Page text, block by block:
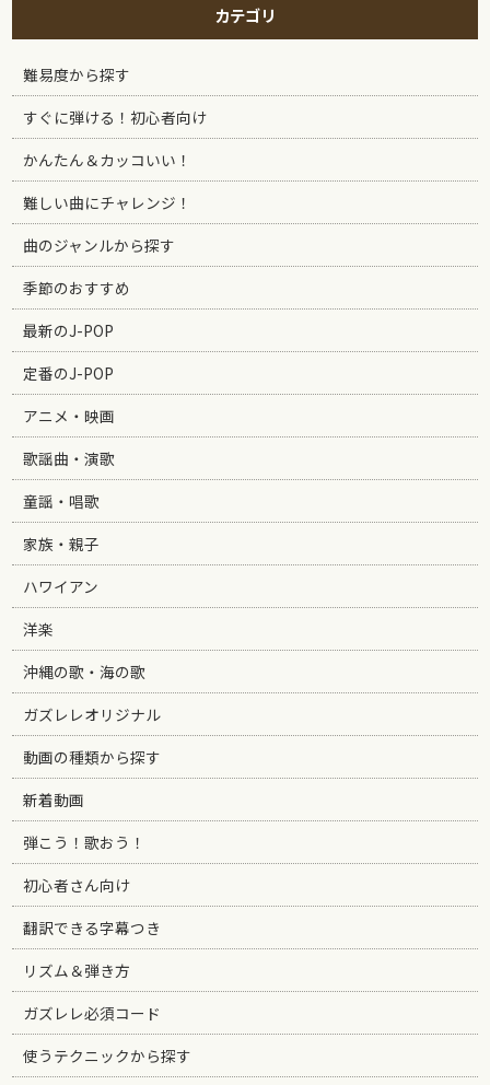
カテゴリ
難易度から探す
すぐに弾ける！初心者向け
かんたん＆カッコいい！
難しい曲にチャレンジ！
曲のジャンルから探す
季節のおすすめ
最新のJ-POP
定番のJ-POP
アニメ・映画
歌謡曲・演歌
童謡・唱歌
家族・親子
ハワイアン
洋楽
沖縄の歌・海の歌
ガズレレオリジナル
動画の種類から探す
新着動画
弾こう！歌おう！
初心者さん向け
翻訳できる字幕つき
リズム＆弾き方
ガズレレ必須コード
使うテクニックから探す